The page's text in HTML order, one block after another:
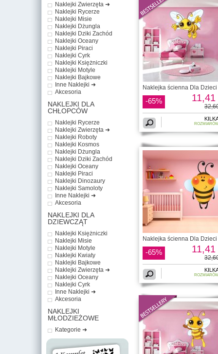
Naklejki Zwierzęta ➜
Naklejki Rycerze
Naklejki Misie
Naklejki Dżungla
Naklejki Dziki Zachód
Naklejki Oceany
Naklejki Piraci
Naklejki Cyrk
Naklejki Księżniczki
Naklejki Motyle
Naklejki Bajkowe
Inne Naklejki ➜
Akcesoria
NAKLEJKI DLA
CHŁOPCÓW
Naklejki Rycerze
Naklejki Zwierzęta ➜
Naklejki Roboty
Naklejki Kosmos
Naklejki Dżungla
Naklejki Dziki Zachód
Naklejki Oceany
Naklejki Piraci
Naklejki Dinozaury
Naklejki Samoloty
Inne Naklejki ➜
Akcesoria
NAKLEJKI DLA
DZIEWCZĄT
Naklejki Księżniczki
Naklejki Misie
Naklejki Motyle
Naklejki Kwiaty
Naklejki Bajkowe
Naklejki Zwierzęta ➜
Naklejki Oceany
Naklejki Cyrk
Inne Naklejki ➜
Akcesoria
NAKLEJKI
MŁODZIEŻOWE
Kategorie ➜
Naklejka ścienna Dla Dzieci
-65% 11,41
Naklejka ścienna Dla Dzieci
-65% 11,41